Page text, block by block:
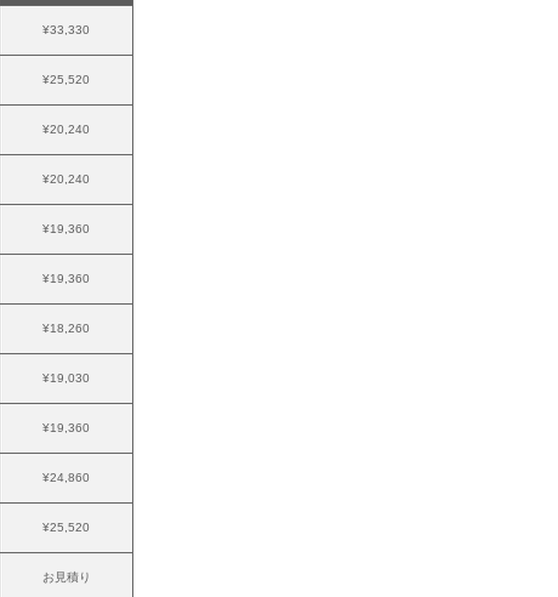
¥33,330
¥25,520
¥20,240
¥20,240
¥19,360
¥19,360
¥18,260
¥19,030
¥19,360
¥24,860
¥25,520
お見積り